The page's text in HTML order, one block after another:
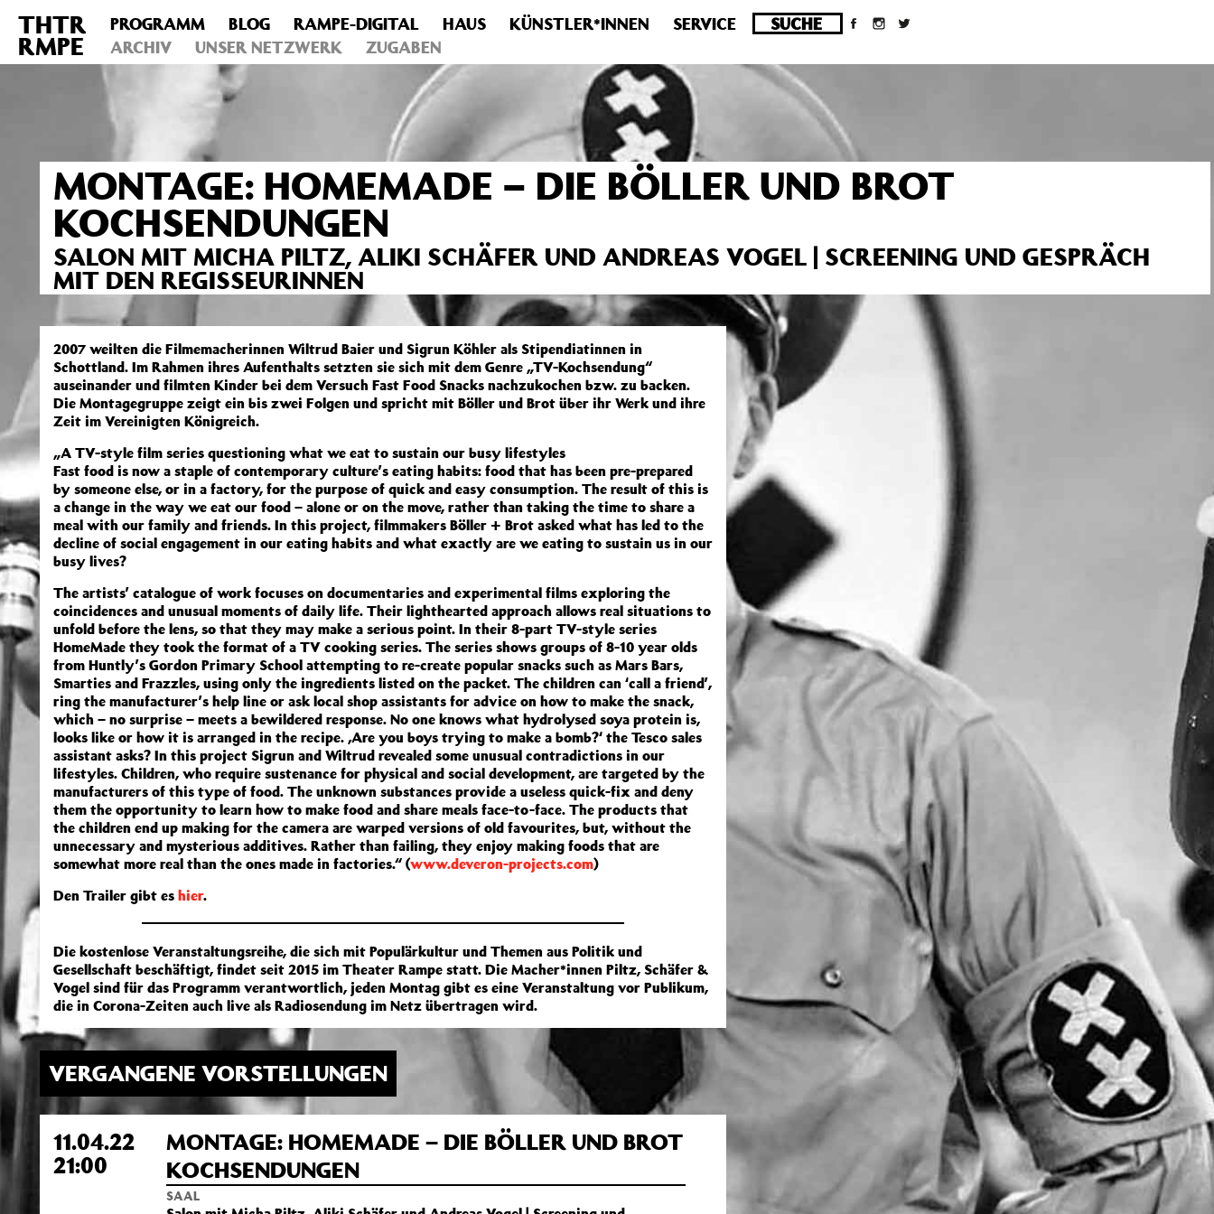
Deprecated : Die Funktion post_permalink ist seit Version 4.4.0 veraltet! Verwende stattdessen get_permalink(). in
/homepages/10/d43051023/htdocs/wordpress/wp-
includes/functions.phpon line6031
THTR
RMPE
PROGRAMM BLOG RAMPE-DIGITAL HAUS KÜNSTLER*INNEN
SERVICE
ARCHIV
UNSER NETZWERK ZUGABEN
MONTAGE: HOMEMADE – DIE BÖLLER UND BROT
KOCHSENDUNGEN
SALON MIT MICHA PILTZ, ALIKI SCHÄFER UND ANDREAS VOGEL | SCREENING UND GESPRÄCH
MIT DEN REGISSEURINNEN
2007 weilten die Filmemacherinnen Wiltrud Baier und Sigrun Köhler als Stipendiatinnen in
Schottland. Im Rahmen ihres Aufenthalts setzten sie sich mit dem Genre „TV-Kochsendung“
auseinander und filmten Kinder bei dem Versuch Fast Food Snacks nachzukochen bzw. zu backen.
Die Montagegruppe zeigt ein bis zwei Folgen und spricht mit Böller und Brot über ihr Werk und ihre
Zeit im Vereinigten Königreich.
„A TV-style film series questioning what we eat to sustain our busy lifestyles
Fast food is now a staple of contemporary culture’s eating habits: food that has been pre-prepared
by someone else, or in a factory, for the purpose of quick and easy consumption. The result of this is
a change in the way we eat our food – alone or on the move, rather than taking the time to share a
meal with our family and friends. In this project, filmmakers Böller + Brot asked what has led to the
decline of social engagement in our eating habits and what exactly are we eating to sustain us in our
busy lives?
The artists’ catalogue of work focuses on documentaries and experimental films exploring the
coincidences and unusual moments of daily life. Their lighthearted approach allows real situations to
unfold before the lens, so that they may make a serious point. In their 8-part TV-style series
HomeMade they took the format of a TV cooking series. The series shows groups of 8-10 year olds
from Huntly’s Gordon Primary School attempting to re-create popular snacks such as Mars Bars,
Smarties and Frazzles, using only the ingredients listed on the packet. The children can ‘call a friend’,
ring the manufacturer’s help line or ask local shop assistants for advice on how to make the snack,
which – no surprise – meets a bewildered response. No one knows what hydrolysed soya protein is,
looks like or how it is arranged in the recipe. ‚Are you boys trying to make a bomb?‘ the Tesco sales
assistant asks? In this project Sigrun and Wiltrud revealed some unusual contradictions in our
lifestyles. Children, who require sustenance for physical and social development, are targeted by the
manufacturers of this type of food. The unknown substances provide a useless quick-fix and deny
them the opportunity to learn how to make food and share meals face-to-face. The products that
the children end up making for the camera are warped versions of old favourites, but, without the
unnecessary and mysterious additives. Rather than failing, they enjoy making foods that are
somewhat more real than the ones made in factories.“ (www.deveron-projects.com)
Den Trailer gibt es hier.
Die kostenlose Veranstaltungsreihe, die sich mit Populärkultur und Themen aus Politik und
Gesellschaft beschäftigt, findet seit 2015 im Theater Rampe statt. Die Macher*innen Piltz, Schäfer &
Vogel sind für das Programm verantwortlich, jeden Montag gibt es eine Veranstaltung vor Publikum,
die in Corona-Zeiten auch live als Radiosendung im Netz übertragen wird.
VERGANGENE VORSTELLUNGEN
11.04.22
21:00
MONTAGE: HOMEMADE – DIE BÖLLER UND BROT
KOCHSENDUNGEN
SAAL